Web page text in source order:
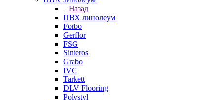
Назад
ПВХ линолеум
Forbo
Gerflor
FSG
Sinteros
Grabo
IVC
Tarkett
DLV Flooring
Polystyl